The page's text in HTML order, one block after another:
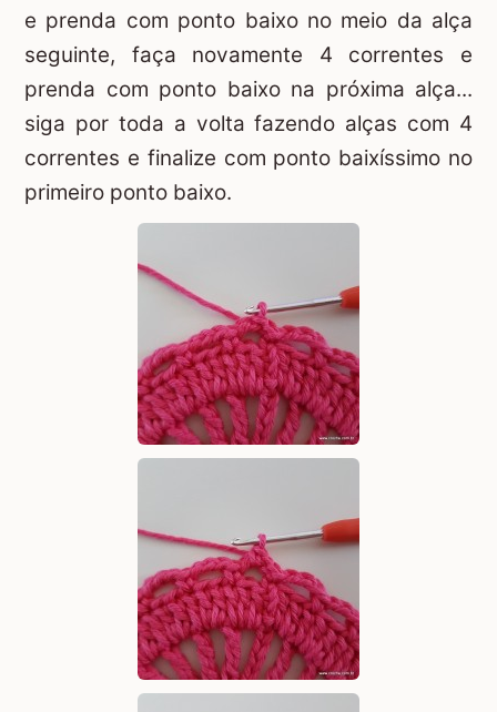
e prenda com ponto baixo no meio da alça
seguinte, faça novamente 4 correntes e
prenda com ponto baixo na próxima alça...
siga por toda a volta fazendo alças com 4
correntes e finalize com ponto baixíssimo no
primeiro ponto baixo.